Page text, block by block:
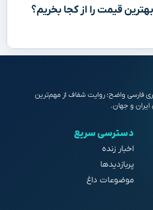
قیمت را از کجا بخریم؟
فارسی واضح؛ روایت شفاف از مهم‌ترین
و جهان.
دسترسی سریع
اخبار زنده
پربازدیدها
موضوعات داغ